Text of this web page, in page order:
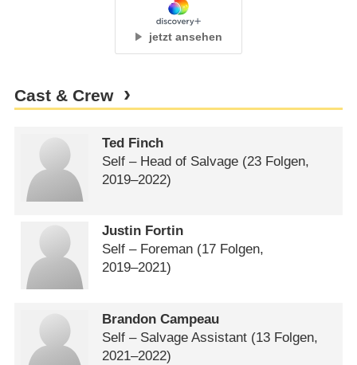
jetzt ansehen
Cast & Crew
Ted Finch
Self – Head of Salvage (23 Folgen,
2019⁠–⁠2022)
Justin Fortin
Self – Foreman (17 Folgen,
2019⁠–⁠2021)
Brandon Campeau
Self – Salvage Assistant (13 Folgen,
2021⁠–⁠2022)